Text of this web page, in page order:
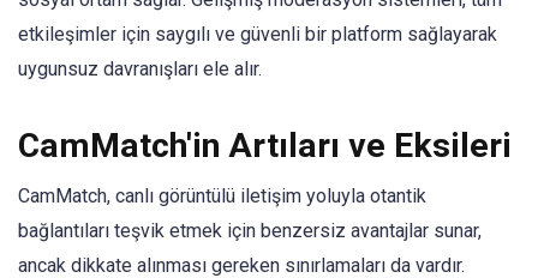
etkileşimler için saygılı ve güvenli bir platform sağlayarak
uygunsuz davranışları ele alır.
CamMatch'in Artıları ve Eksileri
CamMatch, canlı görüntülü iletişim yoluyla otantik
bağlantıları teşvik etmek için benzersiz avantajlar sunar,
ancak dikkate alınması gereken sınırlamaları da vardır.